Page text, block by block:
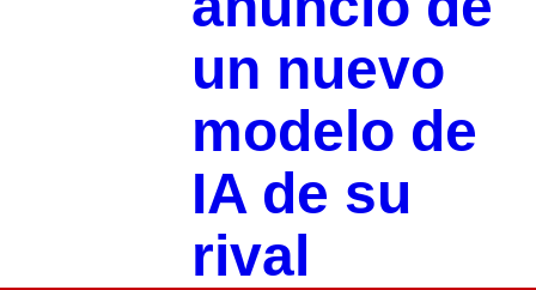
un nuevo
modelo de
IA de su
rival